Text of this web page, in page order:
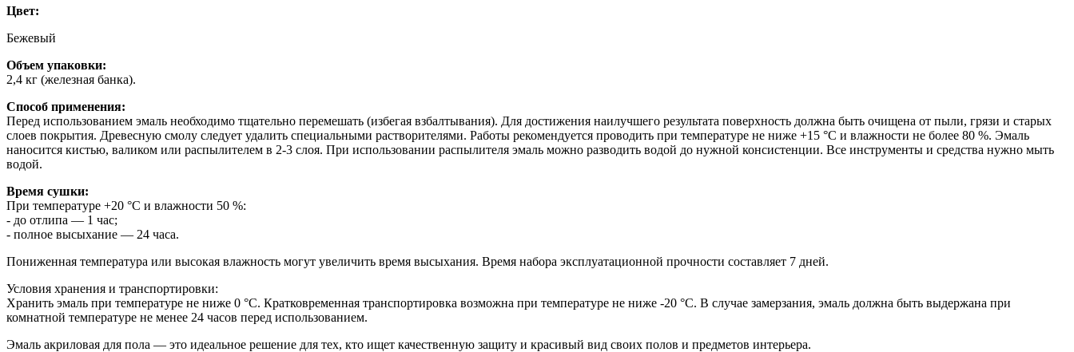
Цвет:
Бежевый
Объем упаковки:
2,4 кг (железная банка).
Способ применения:
Перед использованием эмаль необходимо тщательно перемешать (избегая взбалтывания). Для достижения наилучшего результата поверхность должна быть очищена от пыли, грязи и старых
слоев покрытия. Древесную смолу следует удалить специальными растворителями. Работы рекомендуется проводить при температуре не ниже +15 °С и влажности не более 80 %. Эмаль
наносится кистью, валиком или распылителем в 2-3 слоя. При использовании распылителя эмаль можно разводить водой до нужной консистенции. Все инструменты и средства нужно мыть
водой.
Время сушки:
При температуре +20 °С и влажности 50 %:
- до отлипа — 1 час;
- полное высыхание — 24 часа.
Пониженная температура или высокая влажность могут увеличить время высыхания. Время набора эксплуатационной прочности составляет 7 дней.
Условия хранения и транспортировки:
Хранить эмаль при температуре не ниже 0 °С. Кратковременная транспортировка возможна при температуре не ниже -20 °С. В случае замерзания, эмаль должна быть выдержана при
комнатной температуре не менее 24 часов перед использованием.
Эмаль акриловая для пола — это идеальное решение для тех, кто ищет качественную защиту и красивый вид своих полов и предметов интерьера.